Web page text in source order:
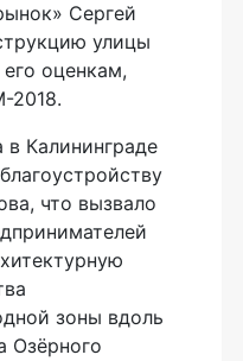
Сергей
улицы
оценкам,
2018.
в Калининграде
что вызвало
зоны вдоль
Озёрного